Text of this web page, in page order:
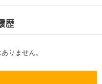
歴
りません。